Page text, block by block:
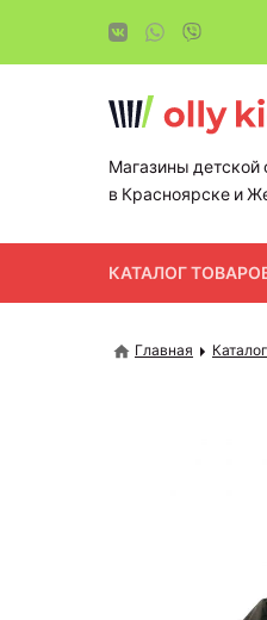
Магазины
в Красноярске и
КАТАЛОГ
Главная